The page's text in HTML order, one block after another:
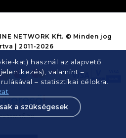
kat) használ az alapvető
valamint –
– statisztikai célokra.
a szükségesek
NETWORK Kft. © Minden jog
| 2011-2026